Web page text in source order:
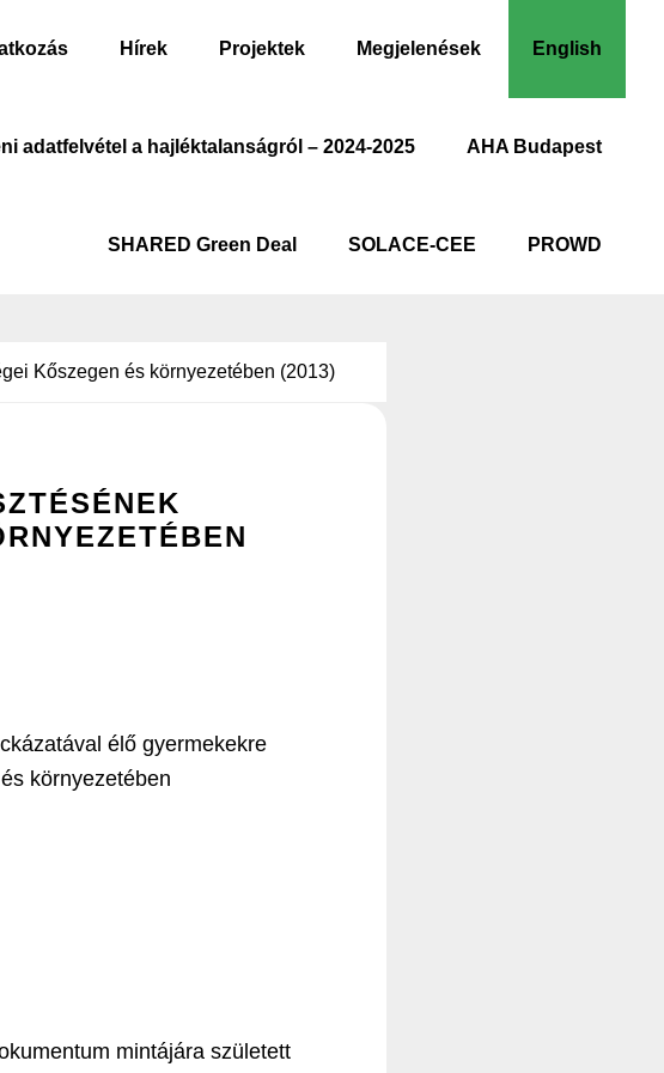
Hírek Projektek Megjelenések English
adatfelvétel a hajléktalanságról – 2024-2025 AHA Budapest
SHARED Green Deal SOLACE-CEE PROWD
Kőszegen és környezetében (2013)
élő gyermekekre
környezetében
mintájára született